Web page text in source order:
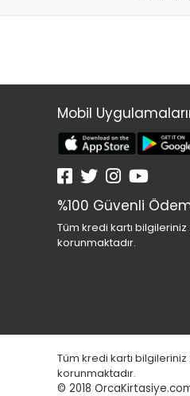
Mobil
%100 Güvenli
Tüm kredi kartı
korunmaktadır.
Tüm kredi kartı bilgileriniz
korunmaktadır.
© 2018 OrcaKirtasiye.com